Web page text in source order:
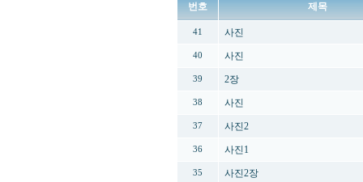
번호 제목
41 사진
40 사진
39 2장
38 사진
37 사진2
36 사진1
35 사진2장